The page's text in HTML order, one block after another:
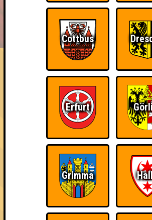
HIGHSCORE
FAQ ÜBER UNS
QUIZLABOR Hamburg #55
Quiziphos: Der lange Weg auf den
Angemeldete Teams
Cottbus
Erfurt
Grimma